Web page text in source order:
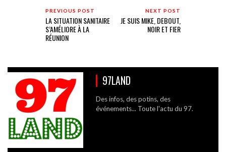
PREVIOUS POST
LA SITUATION SANITAIRE
S’AMÉLIORE À LA
RÉUNION
NEXT POST
JE SUIS MIKE, DEBOUT,
NOIR ET FIER
97LAND
Des infos, des potins, des
événements... Toute l'actu du 97.